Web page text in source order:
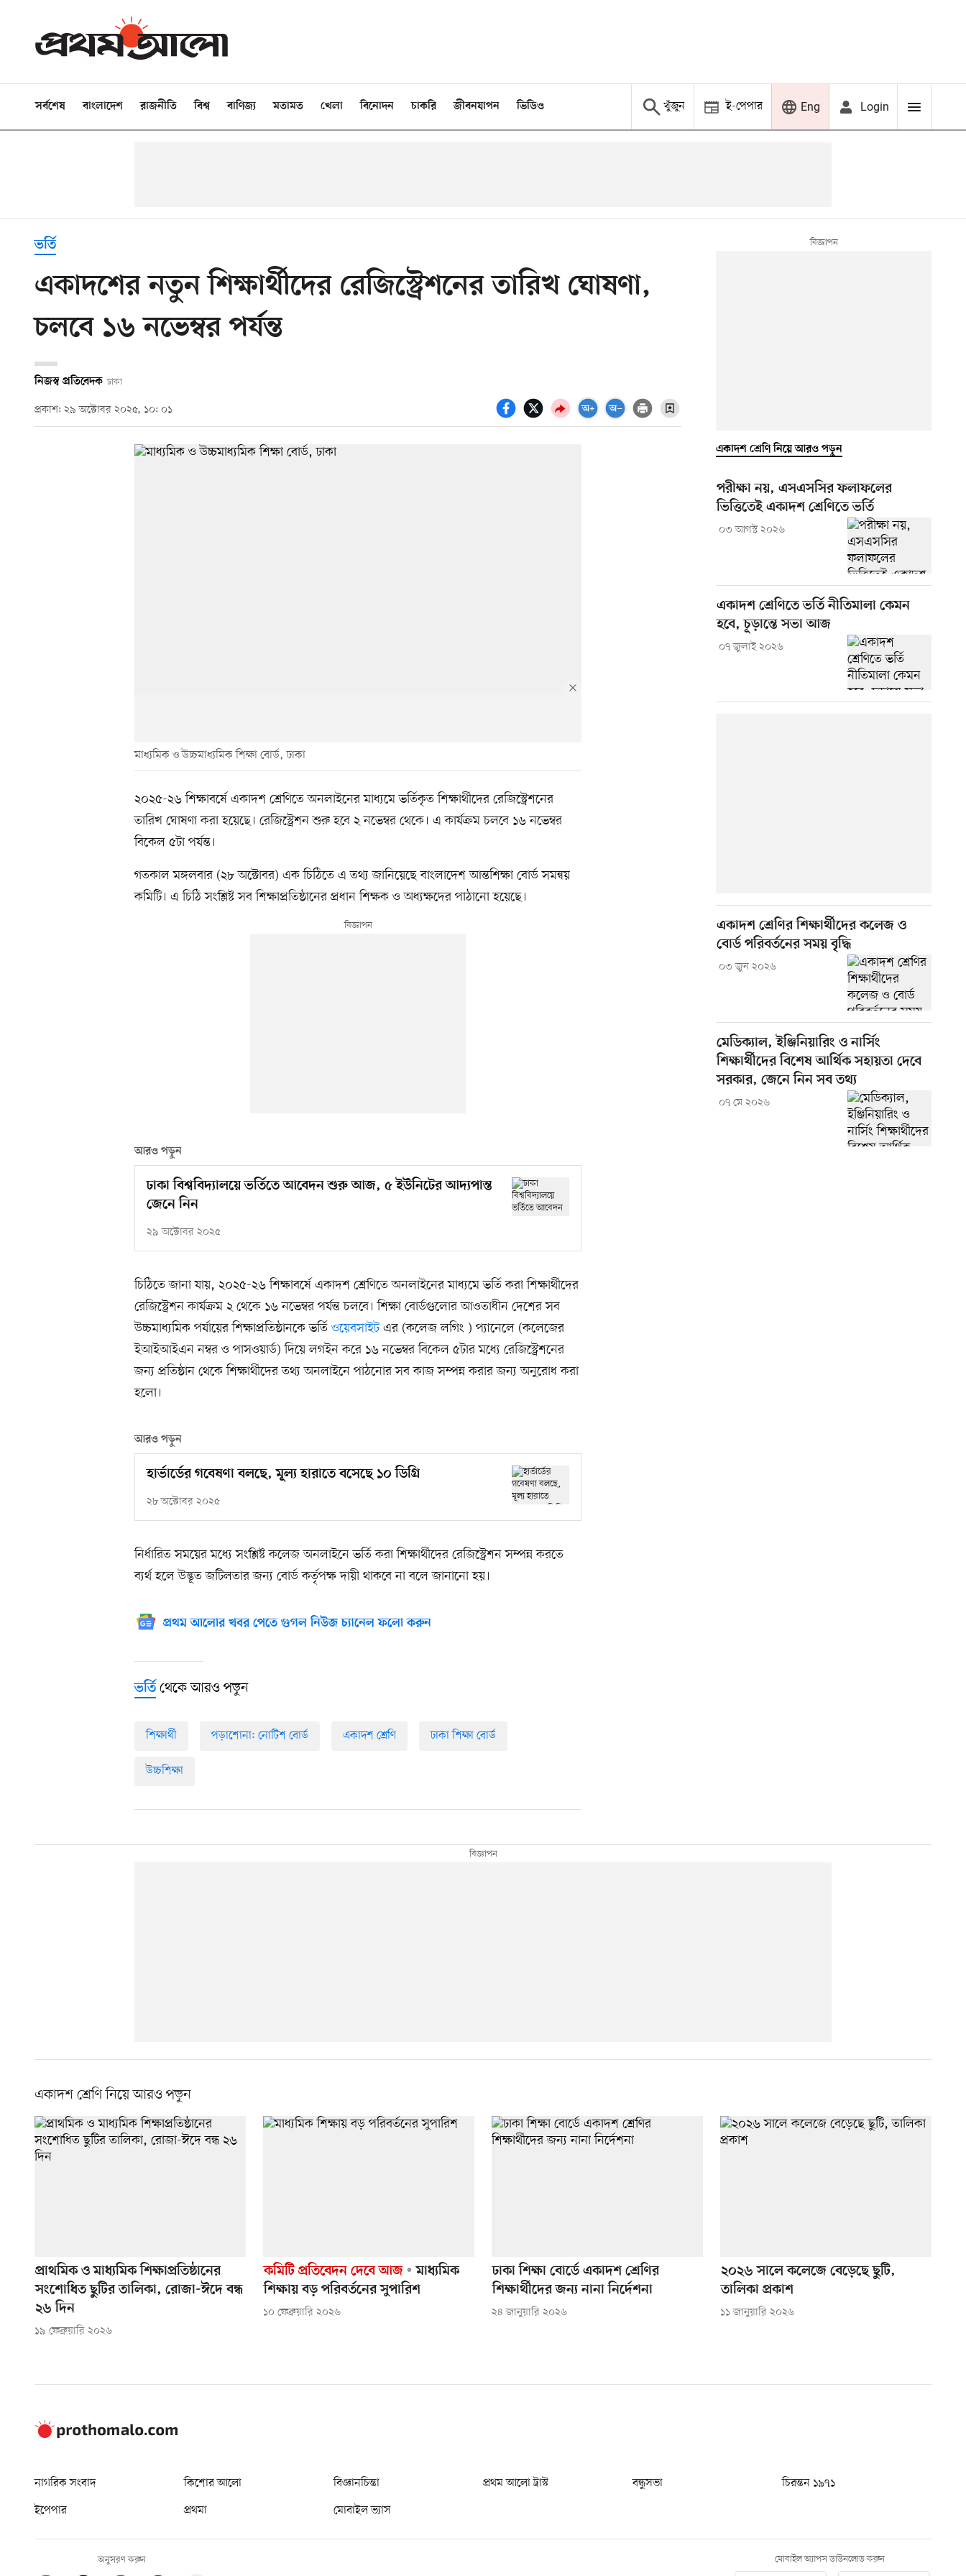
সর্বশেষ বাংলাদেশ রাজনীতি বিশ্ব বাণিজ্য মতামত খেলা বিনোদন চাকরি জীবনযাপন ভিডিও খুঁজুন ই-পেপার Eng Login
ভর্তি
একাদশের নতুন শিক্ষার্থীদের রেজিস্ট্রেশনের তারিখ ঘোষণা,
চলবে ১৬ নভেম্বর পর্যন্ত
নিজস্ব প্রতিবেদক ঢাকা
প্রকাশ: ২৯ অক্টোবর ২০২৫, ১০: ০১
মাধ্যমিক ও উচ্চমাধ্যমিক শিক্ষা বোর্ড, ঢাকা
২০২৫-২৬ শিক্ষাবর্ষে একাদশ শ্রেণিতে অনলাইনের মাধ্যমে ভর্তিকৃত শিক্ষার্থীদের রেজিস্ট্রেশনের
তারিখ ঘোষণা করা হয়েছে। রেজিস্ট্রেশন শুরু হবে ২ নভেম্বর থেকে। এ কার্যক্রম চলবে ১৬ নভেম্বর
বিকেল ৫টা পর্যন্ত।
গতকাল মঙ্গলবার (২৮ অক্টোবর) এক চিঠিতে এ তথ্য জানিয়েছে বাংলাদেশ আন্তশিক্ষা বোর্ড সমন্বয়
কমিটি। এ চিঠি সংশ্লিষ্ট সব শিক্ষাপ্রতিষ্ঠানের প্রধান শিক্ষক ও অধ্যক্ষদের পাঠানো হয়েছে।
আরও পড়ুন
ঢাকা বিশ্ববিদ্যালয়ে ভর্তিতে আবেদন শুরু আজ, ৫ ইউনিটের আদ্যপান্ত
জেনে নিন
২৯ অক্টোবর ২০২৫
চিঠিতে জানা যায়, ২০২৫-২৬ শিক্ষাবর্ষে একাদশ শ্রেণিতে অনলাইনের মাধ্যমে ভর্তি করা শিক্ষার্থীদের
রেজিস্ট্রেশন কার্যক্রম ২ থেকে ১৬ নভেম্বর পর্যন্ত চলবে। শিক্ষা বোর্ডগুলোর আওতাধীন দেশের সব
উচ্চমাধ্যমিক পর্যায়ের শিক্ষাপ্রতিষ্ঠানকে ভর্তি ওয়েবসাইট এর (কলেজ লগিং ) প্যানেলে (কলেজের
ইআইআইএন নম্বর ও পাসওয়ার্ড) দিয়ে লগইন করে ১৬ নভেম্বর বিকেল ৫টার মধ্যে রেজিস্ট্রেশনের
জন্য প্রতিষ্ঠান থেকে শিক্ষার্থীদের তথ্য অনলাইনে পাঠনোর সব কাজ সম্পন্ন করার জন্য অনুরোধ করা
হলো।
আরও পড়ুন
হার্ভার্ডের গবেষণা বলছে, মূল্য হারাতে বসেছে ১০ ডিগ্রি
২৮ অক্টোবর ২০২৫
নির্ধারিত সময়ের মধ্যে সংশ্লিষ্ট কলেজ অনলাইনে ভর্তি করা শিক্ষার্থীদের রেজিস্ট্রেশন সম্পন্ন করতে
ব্যর্থ হলে উদ্ভূত জটিলতার জন্য বোর্ড কর্তৃপক্ষ দায়ী থাকবে না বলে জানানো হয়।
প্রথম আলোর খবর পেতে গুগল নিউজ চ্যানেল ফলো করুন
ভর্তি থেকে আরও পড়ুন
শিক্ষার্থী পড়াশোনা: নোটিশ বোর্ড একাদশ শ্রেণি ঢাকা শিক্ষা বোর্ড
উচ্চশিক্ষা
একাদশ শ্রেণি নিয়ে আরও পড়ুন
পরীক্ষা নয়, এসএসসির ফলাফলের
ভিত্তিতেই একাদশ শ্রেণিতে ভর্তি
০৩ আগস্ট ২০২৬
একাদশ শ্রেণিতে ভর্তি নীতিমালা কেমন
হবে, চূড়ান্তে সভা আজ
০৭ জুলাই ২০২৬
একাদশ শ্রেণির শিক্ষার্থীদের কলেজ ও
বোর্ড পরিবর্তনের সময় বৃদ্ধি
০৩ জুন ২০২৬
মেডিক্যাল, ইঞ্জিনিয়ারিং ও নার্সিং
শিক্ষার্থীদের বিশেষ আর্থিক সহায়তা দেবে
সরকার, জেনে নিন সব তথ্য
০৭ মে ২০২৬
একাদশ শ্রেণি নিয়ে আরও পড়ুন
প্রাথমিক ও মাধ্যমিক শিক্ষাপ্রতিষ্ঠানের
সংশোধিত ছুটির তালিকা, রোজা-ঈদে বন্ধ
২৬ দিন
১৯ ফেব্রুয়ারি ২০২৬
কমিটি প্রতিবেদন দেবে আজ
মাধ্যমিক
শিক্ষায় বড় পরিবর্তনের সুপারিশ
১০ ফেব্রুয়ারি ২০২৬
ঢাকা শিক্ষা বোর্ডে একাদশ শ্রেণির
শিক্ষার্থীদের জন্য নানা নির্দেশনা
২৪ জানুয়ারি ২০২৬
২০২৬ সালে কলেজে বেড়েছে ছুটি,
তালিকা প্রকাশ
১১ জানুয়ারি ২০২৬
নাগরিক সংবাদ কিশোর আলো বিজ্ঞানচিন্তা প্রথম আলো ট্রাস্ট বন্ধুসভা
চিরন্তন ১৯৭১
ইপেপার
প্রথমা মোবাইল ভ্যাস
অনুসরণ করুন মোবাইল অ্যাপস ডাউনলোড করুন